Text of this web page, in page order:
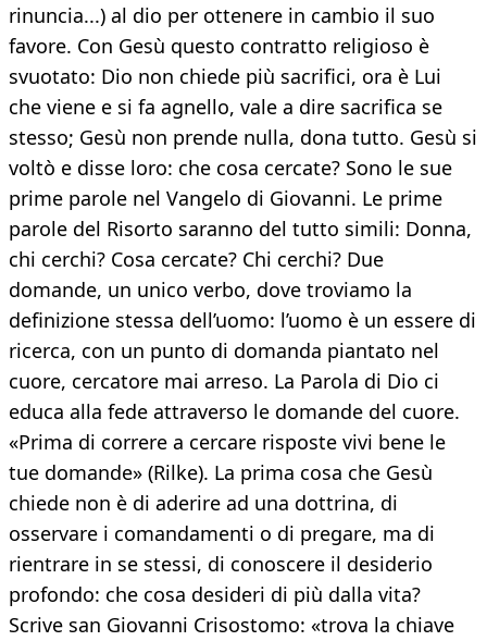
rinuncia...) al dio per ottenere in cambio il suo
favore. Con Gesù questo contratto religioso è
svuotato: Dio non chiede più sacrifici, ora è Lui
che viene e si fa agnello, vale a dire sacrifica se
stesso; Gesù non prende nulla, dona tutto. Gesù si
voltò e disse loro: che cosa cercate? Sono le sue
prime parole nel Vangelo di Giovanni. Le prime
parole del Risorto saranno del tutto simili: Donna,
chi cerchi? Cosa cercate? Chi cerchi? Due
domande, un unico verbo, dove troviamo la
definizione stessa dell’uomo: l’uomo è un essere di
ricerca, con un punto di domanda piantato nel
cuore, cercatore mai arreso. La Parola di Dio ci
educa alla fede attraverso le domande del cuore.
«Prima di correre a cercare risposte vivi bene le
tue domande» (Rilke). La prima cosa che Gesù
chiede non è di aderire ad una dottrina, di
osservare i comandamenti o di pregare, ma di
rientrare in se stessi, di conoscere il desiderio
profondo: che cosa desideri di più dalla vita?
Scrive san Giovanni Crisostomo: «trova la chiave